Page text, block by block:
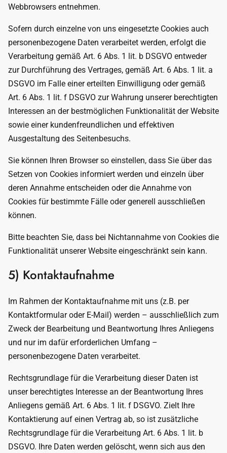
Webbrowsers entnehmen.
Sofern durch einzelne von uns eingesetzte Cookies auch
personenbezogene Daten verarbeitet werden, erfolgt die
Verarbeitung gemäß Art. 6 Abs. 1 lit. b DSGVO entweder
zur Durchführung des Vertrages, gemäß Art. 6 Abs. 1 lit. a
DSGVO im Falle einer erteilten Einwilligung oder gemäß
Art. 6 Abs. 1 lit. f DSGVO zur Wahrung unserer berechtigten
Interessen an der bestmöglichen Funktionalität der Website
sowie einer kundenfreundlichen und effektiven
Ausgestaltung des Seitenbesuchs.
Sie können Ihren Browser so einstellen, dass Sie über das
Setzen von Cookies informiert werden und einzeln über
deren Annahme entscheiden oder die Annahme von
Cookies für bestimmte Fälle oder generell ausschließen
können.
Bitte beachten Sie, dass bei Nichtannahme von Cookies die
Funktionalität unserer Website eingeschränkt sein kann.
5) Kontaktaufnahme
Im Rahmen der Kontaktaufnahme mit uns (z.B. per
Kontaktformular oder E-Mail) werden – ausschließlich zum
Zweck der Bearbeitung und Beantwortung Ihres Anliegens
und nur im dafür erforderlichen Umfang –
personenbezogene Daten verarbeitet.
Rechtsgrundlage für die Verarbeitung dieser Daten ist
unser berechtigtes Interesse an der Beantwortung Ihres
Anliegens gemäß Art. 6 Abs. 1 lit. f DSGVO. Zielt Ihre
Kontaktierung auf einen Vertrag ab, so ist zusätzliche
Rechtsgrundlage für die Verarbeitung Art. 6 Abs. 1 lit. b
DSGVO. Ihre Daten werden gelöscht, wenn sich aus den